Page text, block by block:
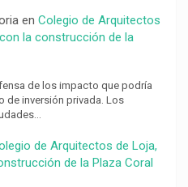
en Colegio de Arquitectos
la construcción de la
de los impacto que podría
de inversión privada. Los
de Arquitectos de Loja,
de la Plaza Coral